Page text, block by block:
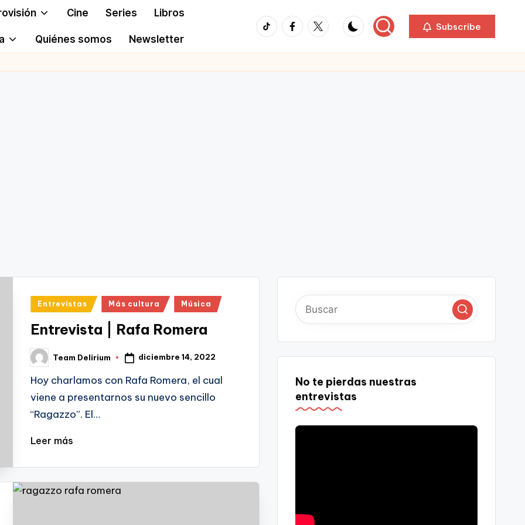
Cine Series Libros
Quiénes somos Newsletter
TikTokFacebook
Twitter Subscribe
Publicado
Entrevistas Más cultura Música
Entrevista | Rafa Romera
Publicado
por
Team Delirium diciembre 14, 2022
Hoy charlamos con Rafa Romera, el cual
viene a presentarnos su nuevo sencillo
“Ragazzo”. El…
Leer más
No te pierdas nuestras
entrevistas